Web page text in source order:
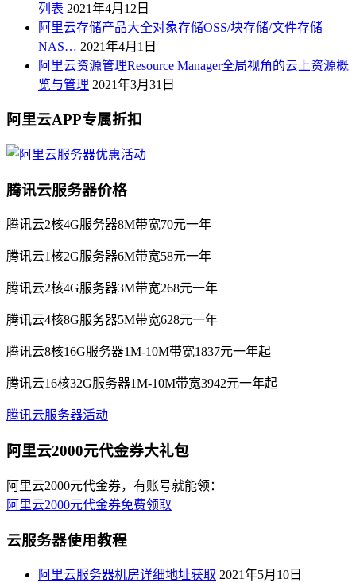
列表 2021年4月12日
阿里云存储产品大全对象存储OSS/块存储/文件存储
NAS… 2021年4月1日
阿里云资源管理Resource Manager全局视角的云上资源概
览与管理 2021年3月31日
阿里云APP专属折扣
腾讯云服务器价格
腾讯云2核4G服务器8M带宽70元一年
腾讯云1核2G服务器6M带宽58元一年
腾讯云2核4G服务器3M带宽268元一年
腾讯云4核8G服务器5M带宽628元一年
腾讯云8核16G服务器1M-10M带宽1837元一年起
腾讯云16核32G服务器1M-10M带宽3942元一年起
腾讯云服务器活动
阿里云2000元代金券大礼包
阿里云2000元代金券，有账号就能领：
阿里云2000元代金券免费领取
云服务器使用教程
阿里云服务器机房详细地址获取 2021年5月10日